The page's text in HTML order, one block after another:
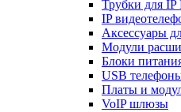
Трубки для IP
IP
Аксессуары
Модули
Блоки
USB
Платы и
VoIP шлюзы